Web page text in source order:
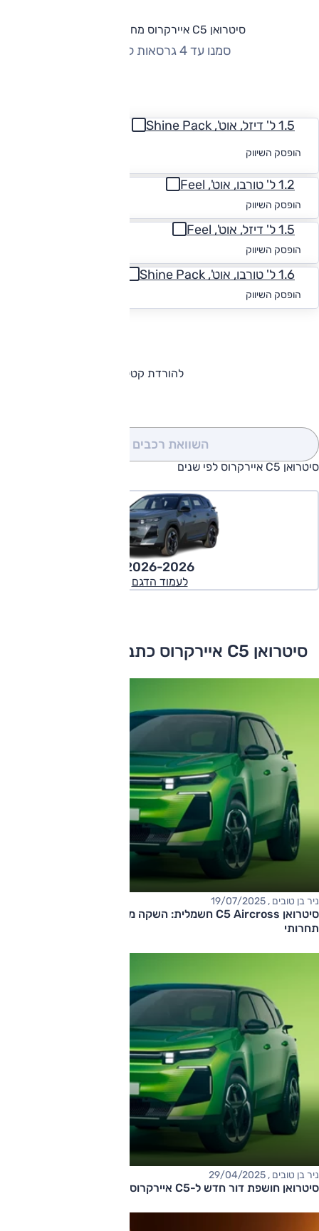
סיטרואן C5 איירקרוס מחירון וגרסאות
סמנו עד 4 גרסאות להשוואה
1.5 ל' דיזל, אוט', Shine Pack
הופסק השיווק
1.2 ל' טורבו, אוט', Feel
הופסק השיווק
1.5 ל' דיזל, אוט', Feel
הופסק השיווק
1.6 ל' טורבו, אוט', Shine Pack
הופסק השיווק
להורדת קטלוג סיטרואן C5 איירקרוס
השוואת רכבים
סיטרואן C5 איירקרוס לפי שנים
2026-2026
לעמוד הדגם
סיטרואן C5 איירקרוס כתבות ומבחני דרכים
ניר בן טובים , 19/07/2025
סיטרואן C5 Aircross חשמלית: השקה מתקרבת עם טווח רחב ומחיר
תחרותי
ניר בן טובים , 29/04/2025
סיטרואן חושפת דור חדש ל-C5 איירקרוס